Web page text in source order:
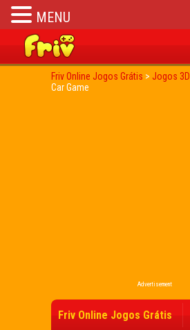
Friv Online Jogos Grátis > Jogos 3D
Car Game
Advertisement
Friv Online Jogos Grátis
MENU